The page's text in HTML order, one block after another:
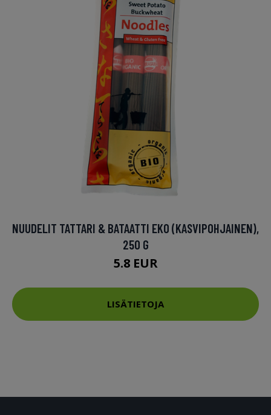
NUUDELIT TATTARI & BATAATTI EKO (KASVIPOHJAINEN),
250 G
5.8 EUR
LISÄTIETOJA